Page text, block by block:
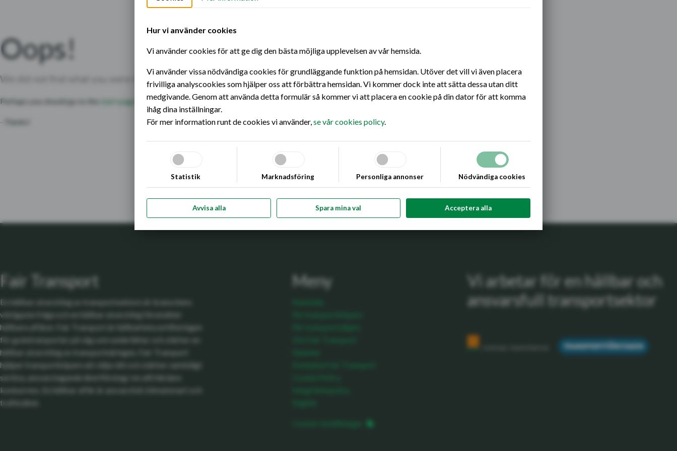
Oops!
We did not find what you were looking for.
Perhaps you should go to the start page and see if you can find what you're looking for there!
- Thanks!
Fair Transport
En hållbar utveckling av transportsektorn är branschens
viktigaste fråga och en hållbar utveckling förutsätter
hållbara affärer. Fair Transport är hållbarhetscertifieringen
för godstransporter på väg som underlättar och stärker en
hållbar utveckling av transportnäringen. Fair Transport
hjälper transportköpare att välja rätt och stärker samtidigt
seriösa, ansvarstagande åkeriföretag i en allt hårdare
konkurrens. En hållbar affär är ansvarsfull, klimatsmart och
trafiksäker.
Meny
Vi arbetar för en hållbar och
ansvarsfull transportsektor
Hur vi använder cookies
Vi använder cookies för att ge dig den bästa möjliga upplevelsen av vår hemsida.
Vi använder vissa nödvändiga cookies för grundläggande funktion på hemsidan. Utöver det vill vi även placera
frivilliga analyscookies som hjälper oss att förbättra hemsidan. Vi kommer dock inte att sätta dessa utan ditt
medgivande. Genom att använda detta formulär så kommer vi att placera en cookie på din dator för att komma
ihåg dina inställningar.
För mer information runt de cookies vi använder,se vår cookies policy.
Statistik Marknadsföring Personliga annonser Nödvändiga cookies
Avvisa alla Spara mina val Acceptera alla